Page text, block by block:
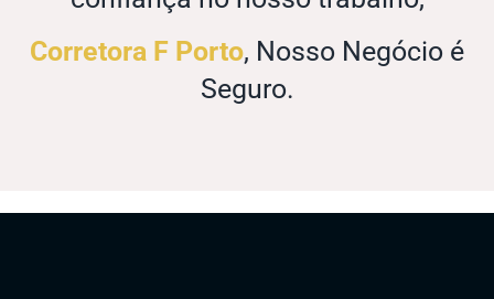
Corretora F Porto, Nosso Negócio é
Seguro.